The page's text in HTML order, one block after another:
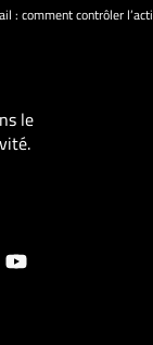
: comment contrôler
le